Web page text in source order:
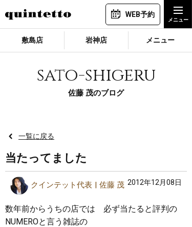
WEB予約
敷島店 岩神店 メニュー
sato-shigeru
佐藤 茂のブログ
一覧に戻る
当たってました
クインテット代表 佐藤 茂 2012年12月08日
数年前からうちの店では 必ず当たると評判の
NUMEROと言う雑誌の